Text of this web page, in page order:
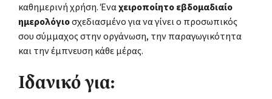
καθημερινή χρήση. Έναχειροποίητο εβδομαδιαίο
ημερολόγιοσχεδιασμένο για να γίνει ο προσωπικός
σου σύμμαχος στην οργάνωση, την παραγωγικότητα
και την έμπνευση κάθε μέρας.
Ιδανικό για: